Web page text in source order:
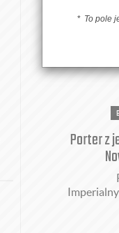
Porter z
To pole